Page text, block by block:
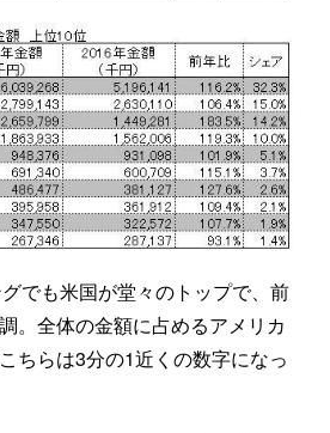
でも米国が堂々のトップで、前
。全体の金額に占めるアメリカ
ちらは3分の1近くの数字になっ